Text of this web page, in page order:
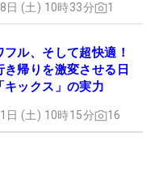
日 (土) 10時33分 1
ル、そして超快適！
き帰りを激変させる日
キックス」の実力
日 (土) 10時15分 16